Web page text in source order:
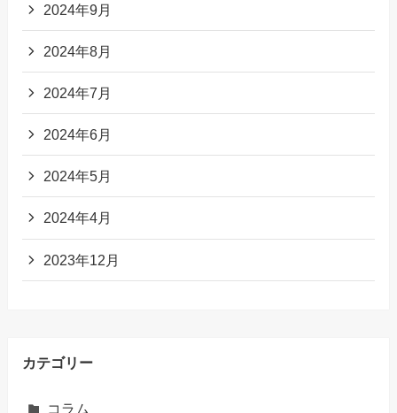
2024年9月
2024年8月
2024年7月
2024年6月
2024年5月
2024年4月
2023年12月
カテゴリー
コラム